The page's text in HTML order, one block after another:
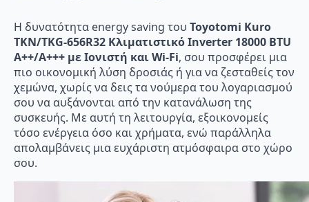
Η δυνατότητα energy saving του Toyotomi Kuro
TKN/TKG-656R32 Κλιματιστικό Inverter 18000 BTU
A++/A+++ με Ιονιστή και Wi-Fi, σου προσφέρει μια
πιο οικονομική λύση δροσιάς ή για να ζεσταθείς τον
χεμώνα, χωρίς να δεις τα νούμερα του λογαριασμού
σου να αυξάνονται από την κατανάλωση της
συσκευής. Με αυτή τη λειτουργία, εξοικονομείς
τόσο ενέργεια όσο και χρήματα, ενώ παράλληλα
απολαμβάνεις μια ευχάριστη ατμόσφαιρα στο χώρο
σου.